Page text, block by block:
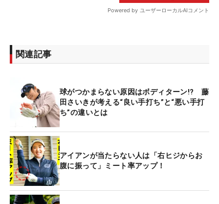
関連記事
球がつかまらない原因はボディターン!? 藤
田さいきが考える“良い手打ち”と“悪い手打
ち”の違いとは
アイアンが当たらない人は「右ヒジからお
腹に振って」ミート率アップ！